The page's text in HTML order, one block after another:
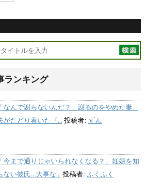
ランキング
「なんで謝らないんだ？」謝るのをやめた妻…
がたどり着いた『... 投稿者: ずん
「今まで通りじゃいられなくなる？」妊娠を知
ない彼氏…大事な... 投稿者: ふくふく